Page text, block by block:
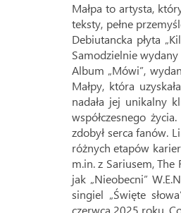
Małpa to artysta,
teksty, pełne
Debiutancka płyta
Samodzielnie wydany
Album „Mówi”,
Małpy, która
nadała jej unikalny
współczesnego
zdobył serca fanów.
różnych etapów
m.in. z Sariusem,
jak „Nieobecni”
singiel „Święte
czerwca 2025 roku.